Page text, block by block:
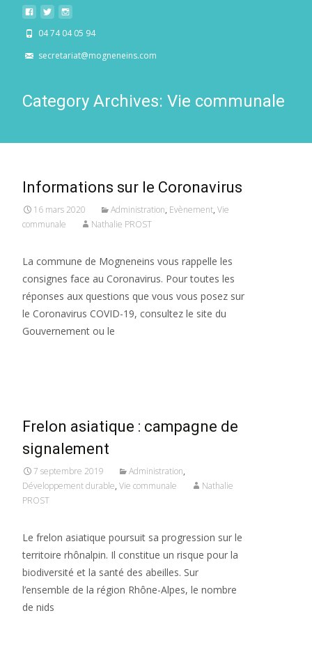
04 74 04 05 94
secretariat@mogneneins.com
Category Archives: Vie communale
Informations sur le Coronavirus
16 mars 2020 Administration, Evènement, Vie
communale
Nathalie PROST
La commune de Mogneneins vous rappelle les
consignes face au Coronavirus. Pour toutes les
réponses aux questions que vous vous posez sur
le Coronavirus COVID-19, consultez le site du
Gouvernement ou le
Frelon asiatique : campagne de
signalement
7 septembre 2019 Administration,
Développement durable, Vie communale
Nathalie
PROST
Le frelon asiatique poursuit sa progression sur le
territoire rhônalpin. Il constitue un risque pour la
biodiversité et la santé des abeilles. Sur
l’ensemble de la région Rhône-Alpes, le nombre
de nids